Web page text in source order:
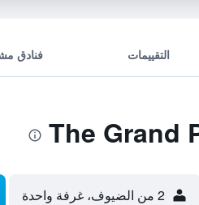
التقييمات فنادق
2 من الضيوف، غرفة واحدة